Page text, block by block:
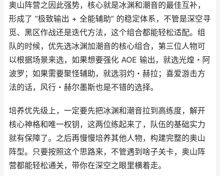
奥山阵营之因此强势，核心就是冰渊和潮音的最佳互补，
形成了 “极致输出 + 全能辅助” 的稳定体系，不管是深空寻
觅、黑区作战还是迭代方法，这个组合都能轻松适配。组
队的时候，优先选冰渊加潮音的核心组合，第三位人物可
以根据场景来选，如果想要强化 AOE 输出，就选光煌・阿
波罗；如果需要聚怪辅助，就选羽灼・赫拉；喜爱游击方
法的话，风行・赫尔墨斯也是不错的选择。
培养优先级上，一定要先把冰渊和潮音拉到高练度，解开
核心神格和唯一权钥，这两位练起来了，队伍的基础实力
就有保障了。之后再慢慢培养其他人物，构建完整的奥山
阵型。只要按照这个思路来，不管遇到啥子关卡，奥山阵
营都能轻松通关，带你在深空之眼里横着走。